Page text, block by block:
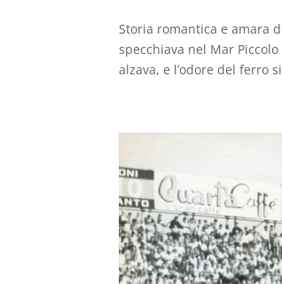
Storia romantica e amara
specchiava nel Mar
alzava, e l’odore del ferro